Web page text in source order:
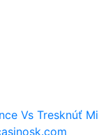
Vs Tresknúť